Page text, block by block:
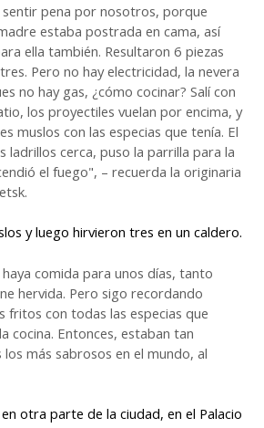
sentir pena por nosotros, porque
estaba postrada en cama, así
ella también. Resultaron 6 piezas
Pero no hay electricidad, la nevera
no hay gas, ¿cómo cocinar? Salí con
los proyectiles vuelan por encima, y
muslos con las especias que tenía. El
ladrillos cerca, puso la parrilla para la
el fuego", – recuerda la originaria
y luego hirvieron tres en un caldero.
haya comida para unos días, tanto
hervida. Pero sigo recordando
fritos con todas las especias que
cocina. Entonces, estaban tan
los más sabrosos en el mundo, al
otra parte de la ciudad, en el Palacio